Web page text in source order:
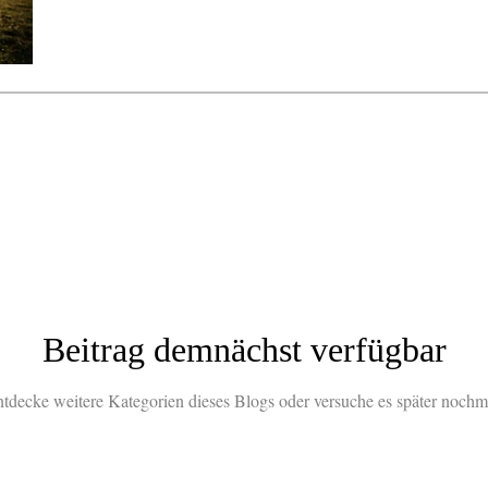
Beitrag demnächst verfügbar
weitere Kategorien dieses Blogs oder versuche es später